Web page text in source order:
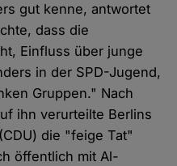
gut kenne, antwortet
dass die
Einfluss über junge
in der SPD-Jugend,
Gruppen." Nach
ihn verurteilte Berlins
die "feige Tat"
öffentlich mit Al-